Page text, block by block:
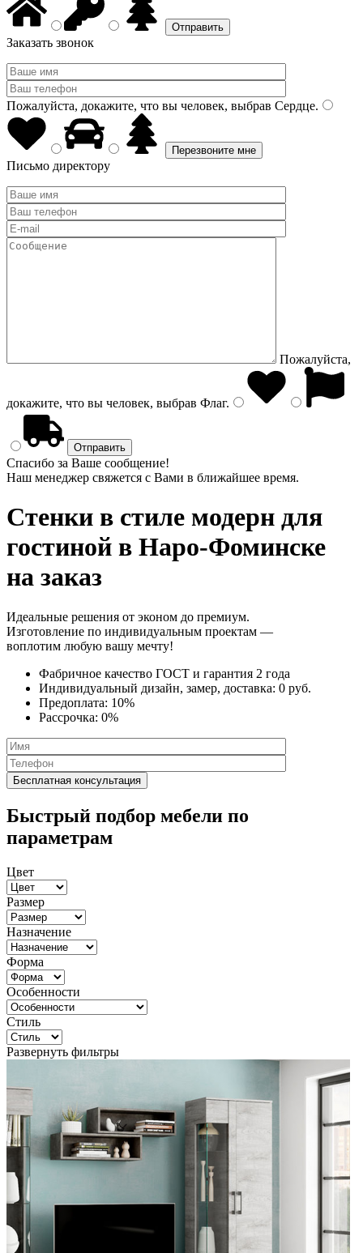
Заказать звонок
Пожалуйста, докажите, что вы человек, выбрав Сердце.
Письмо директору
Пожалуйста,
докажите, что вы человек, выбрав Флаг.
Спасибо за Ваше сообщение!
Наш менеджер свяжется с Вами в ближайшее время.
Стенки в стиле модерн для
гостиной в Наро-Фоминске
на заказ
Идеальные решения от эконом до премиум.
Изготовление по индивидуальным проектам —
воплотим любую вашу мечту!
Фабричное качество ГОСТ и гарантия 2 года
Индивидуальный дизайн, замер, доставка: 0 руб.
Предоплата: 10%
Рассрочка: 0%
Быстрый подбор мебели по
параметрам
Цвет
Размер
Назначение
Форма
Особенности
Стиль
Развернуть фильтры